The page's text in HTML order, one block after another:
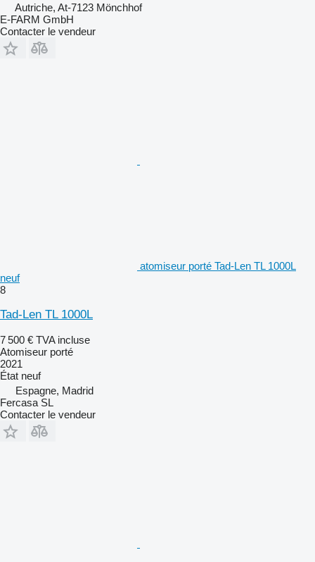
Autriche, At-7123 Mönchhof
E-FARM GmbH
Contacter le vendeur
atomiseur porté Tad-Len TL 1000L
neuf
8
Tad-Len TL 1000L
7 500 € TVA incluse
Atomiseur porté
2021
État neuf
Espagne, Madrid
Fercasa SL
Contacter le vendeur